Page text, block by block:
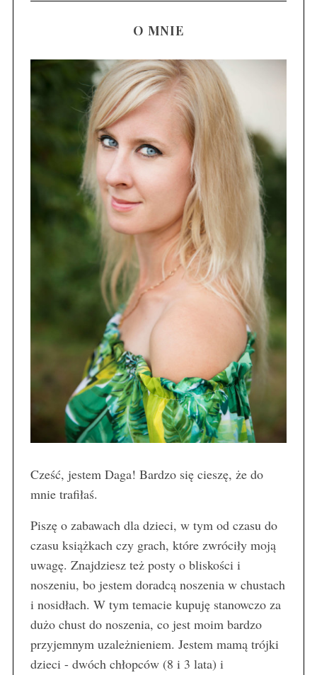
O MNIE
Cześć, jestem Daga! Bardzo się cieszę, że do
mnie trafiłaś.
Piszę o zabawach dla dzieci, w tym od czasu do
czasu książkach czy grach, które zwróciły moją
uwagę. Znajdziesz też posty o bliskości i
noszeniu, bo jestem doradcą noszenia w chustach
i nosidłach. W tym temacie kupuję stanowczo za
dużo chust do noszenia, co jest moim bardzo
przyjemnym uzależnieniem. Jestem mamą trójki
dzieci - dwóch chłopców (8 i 3 lata) i